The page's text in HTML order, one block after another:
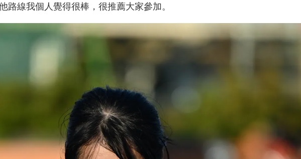
線我個人覺得很棒，很推薦大家參加。